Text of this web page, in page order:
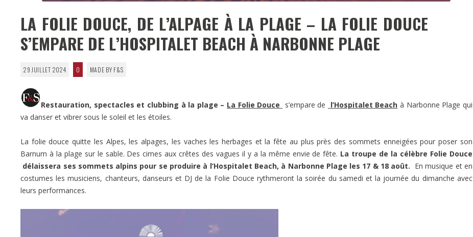
LA FOLIE DOUCE, DE L’ALPAGE À LA PLAGE – LA FOLIE DOUCE
S’EMPARE DE L’HOSPITALET BEACH À NARBONNE PLAGE
29 JUILLET 2024 0 MADE BY F&S
Restauration, spectacles et clubbing à la plage – La Folie Douce s’empare de l’Hospitalet Beach à Narbonne Plage qui
va danser et vibrer sous le soleil et les étoiles.
La folie douce quitte les Alpes, les alpages, les vaches les herbages et la fête au plus près des sommets enneigées pour poser son
Barnum à la plage sur le sable. Des cimes aux crêtes des vagues il y a la même envie de fête. La troupe de la célèbre Folie Douce
délaissera ses sommets alpins pour se produire à l’Hospitalet Beach, à Narbonne Plage les 17 & 18 août. En musique et en
costumes les musiciens, chanteurs, danseurs et DJ de la Folie Douce rythmeront la soirée du samedi et la journée du dimanche avec
leurs performances.